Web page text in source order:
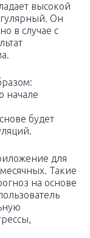
высокой
Он
в случае с
начале
будет
для
Такие
на основе